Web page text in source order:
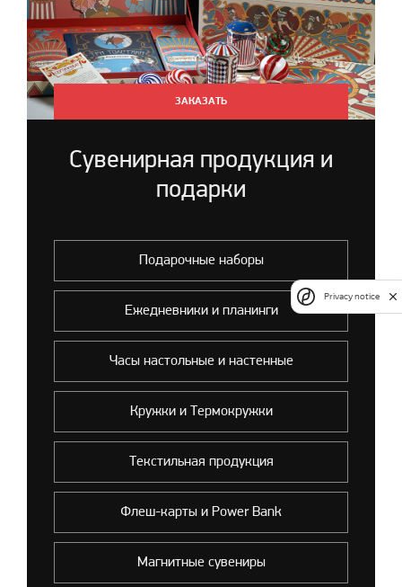
ЗАКАЗАТЬ
Сувенирная продукция и
подарки
Подарочные наборы
Ежедневники и планинги
Часы настольные и настенные
Кружки и Термокружки
Текстильная продукция
Флеш-карты и Power Bank
Магнитные сувениры
Privacy notice